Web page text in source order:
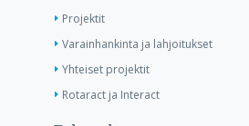
Projektit
Varainhankinta ja lahjoitukset
Yhteiset projektit
Rotaract ja Interact